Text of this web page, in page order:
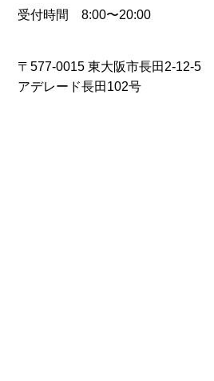
受付時間 8:00〜20:00
〒577-0015 東大阪市長田2-12-5
アデレード長田102号